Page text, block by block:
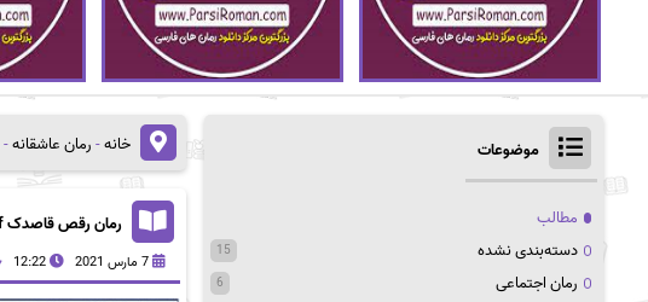
خانه-رمان عاشقانه-
رمان رقص قاصدک pdf
7 مارس 2021 12:22
موضوعات
مطالب
دسته‌بندی نشده
15
رمان اجتماعی 6